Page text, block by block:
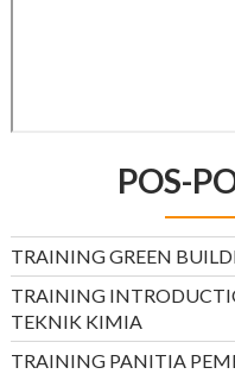
POS-
TRAINING GREEN
TRAINING
TEKNIK KIMIA
TRAINING PANITIA